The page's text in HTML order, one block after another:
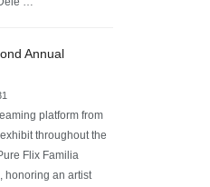
Annual
platform from
throughout the
Flix Familia
honoring an artist